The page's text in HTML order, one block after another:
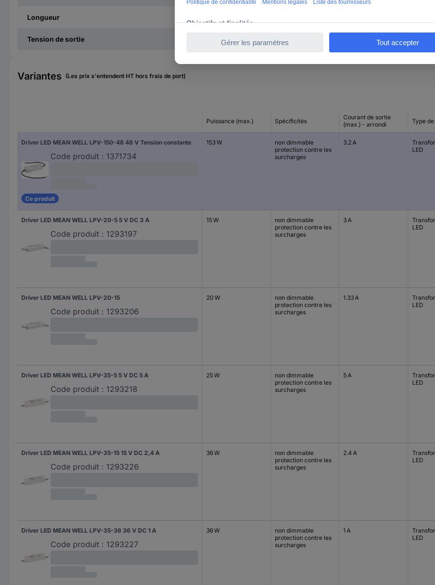
Longueur
Tension de sortie
Variantes (Les prix s'entendent HT hors frais de port)
Puissance (max.) Spécificités
Courant de sortie
(max.) - arrondi
Type
Driver LED MEAN WELL LPV-150-48 48 V Tension constante
Code produit : 1371734
Ce produit
153 W
non dimmable
protection contre les
surcharges
3.2 A
LED
Driver LED MEAN WELL LPV-20-5 5 V DC 3 A
Code produit : 1293197
15 W
non dimmable
protection contre les
surcharges
3 A
LED
Driver LED MEAN WELL LPV-20-15
Code produit : 1293206
20 W
non dimmable
protection contre les
surcharges
1.33 A
LED
Driver LED MEAN WELL LPV-35-5 5 V DC 5 A
Code produit : 1293218
25 W
non dimmable
protection contre les
surcharges
5 A
LED
Driver LED MEAN WELL LPV-35-15 15 V DC 2,4 A
Code produit : 1293226
36 W
non dimmable
protection contre les
surcharges
2.4 A
LED
Driver LED MEAN WELL LPV-35-36 36 V DC 1 A
Code produit : 1293227
36 W
non dimmable
protection contre les
surcharges
1 A
LED